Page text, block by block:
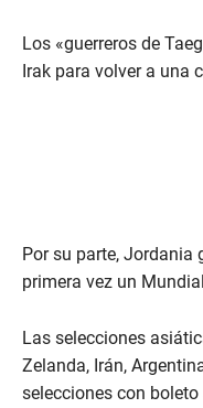
Los «guerreros de
Irak para volver a una
Por su parte, Jordania
primera vez un
Las selecciones
Zelanda, Irán,
selecciones con